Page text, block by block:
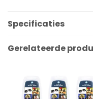
Specificaties
Gerelateerde